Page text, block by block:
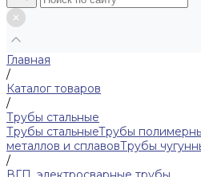
Главная
/
Каталог товаров
/
Трубы стальные
Трубы стальныеТрубы
металлов и сплавовТрубы
/